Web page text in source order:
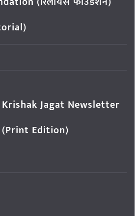
Jagat Newsletter
Edition)